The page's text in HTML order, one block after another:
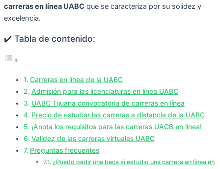
carreras en línea UABC que se caracteriza por su solidez y
excelencia.
✔️ Tabla de contenido:
Carreras en línea de la UABC
Admisión para las licenciaturas en línea UABC
UABC Tijuana convocatoria de carreras en línea
Precio de estudiar las carreras a distancia de la UABC
¡Anota los requisitos para las carreras UACB en línea!
Validez de las carreras virtuales UABC
Preguntas frecuentes
¿Puedo pedir una beca si estudio una carrera en línea en